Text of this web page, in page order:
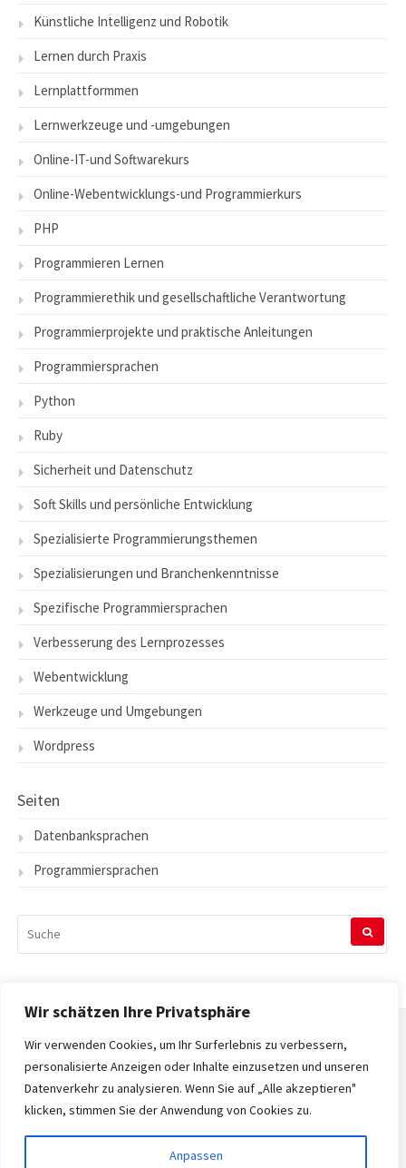
Wir schätzen Ihre Privatsphäre
Wir verwenden Cookies, um Ihr Surferlebnis zu verbessern,
personalisierte Anzeigen oder Inhalte einzusetzen und unseren
Datenverkehr zu analysieren. Wenn Sie auf „Alle akzeptieren"
klicken, stimmen Sie der Anwendung von Cookies zu.
Anpassen
Künstliche Intelligenz und Robotik
Lernen durch Praxis
Lernplattformmen
Lernwerkzeuge und -umgebungen
Online-IT-und Softwarekurs
Online-Webentwicklungs-und Programmierkurs
PHP
Programmieren Lernen
Programmierethik und gesellschaftliche Verantwortung
Programmierprojekte und praktische Anleitungen
Programmiersprachen
Python
Ruby
Sicherheit und Datenschutz
Soft Skills und persönliche Entwicklung
Spezialisierte Programmierungsthemen
Spezialisierungen und Branchenkenntnisse
Spezifische Programmiersprachen
Verbesserung des Lernprozesses
Webentwicklung
Werkzeuge und Umgebungen
Wordpress
Seiten
Datenbanksprachen
Programmiersprachen
NACH:
Startseite
Datenschutzerklärung